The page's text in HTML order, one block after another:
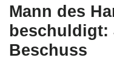
Mann des
beschuldigt:
Beschuss